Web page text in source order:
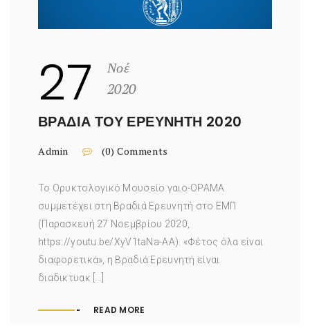
27
Νοέ
2020
ΒΡΑΔΙΆ ΤΟΥ ΕΡΕΥΝΗΤΉ 2020
Admin (0) Comments
Το Ορυκτολογικό Μουσείο γαιο-ΟΡΑΜΑ
συμμετέχει στη Βραδιά Ερευνητή στο ΕΜΠ
(Παρασκευή 27 Νοεμβρίου 2020,
https://youtu.be/XyV1taNa-AA). «Φέτος όλα είναι
διαφορετικά», η Βραδιά Ερευνητή είναι
διαδικτυακ [...]
READ MORE